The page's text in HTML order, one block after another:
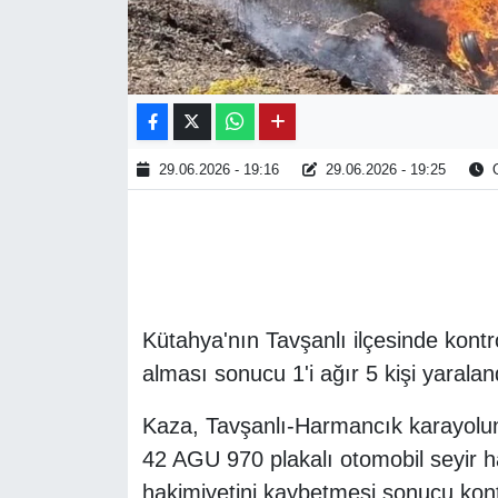
29.06.2026 - 19:16 29.06.2026 - 19:25
Kütahya'nın Tavşanlı ilçesinde
alması sonucu 1'i ağır 5 kişi
Kaza, Tavşanlı-Harmancık
42 AGU 970 plakalı otomobil seyir
hakimiyetini kaybetmesi sonucu